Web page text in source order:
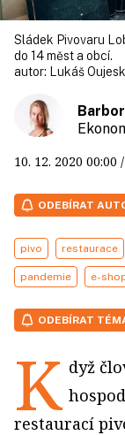
Sládek Pivovaru
do 14 měst a obcí.
autor:
Lukáš
10. 12. 2020 00:00
ODEBÍRAT
pivo restaurace
pandemie e-
ODEBÍRAT
K dyž
restaurací